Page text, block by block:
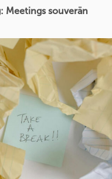
Meetings souverän